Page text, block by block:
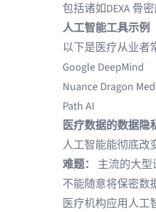
包括诸如DEXA 骨
人工智能工具示例
以下是医疗从业者
Google DeepMind
Nuance Dragon
Path AI
医疗数据的数据隐
人工智能能彻底改
难题：
主流的大型
不能随意将保密数
医疗机构应用人工